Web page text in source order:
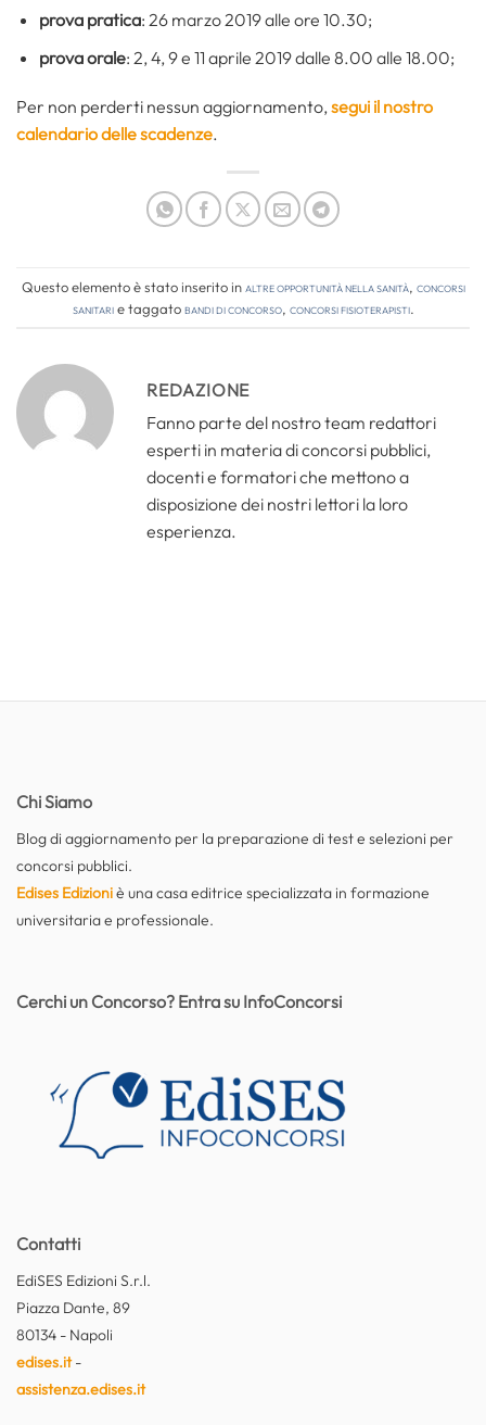
prova pratica: 26 marzo 2019 alle ore 10.30;
prova orale: 2, 4, 9 e 11 aprile 2019 dalle 8.00 alle 18.00;
Per non perderti nessun aggiornamento,segui il nostro
calendario delle scadenze.
Questo elemento è stato inserito in Altre opportunità nella sanità, Concorsi
Sanitarie taggatobandi di concorso, concorsi fisioterapisti.
REDAZIONE
Fanno parte del nostro team redattori
esperti in materia di concorsi pubblici,
docenti e formatori che mettono a
disposizione dei nostri lettori la loro
esperienza.
Chi Siamo
Blog di aggiornamento per la preparazione di test e selezioni per
concorsi pubblici.
Edises Edizioniè una casa editrice specializzata in formazione
universitaria e professionale.
Contatti
EdiSES Edizioni S.r.l.
Piazza Dante, 89
80134 - Napoli
edises.it-
assistenza.edises.it
Cerchi un Concorso? Entra su InfoConcorsi